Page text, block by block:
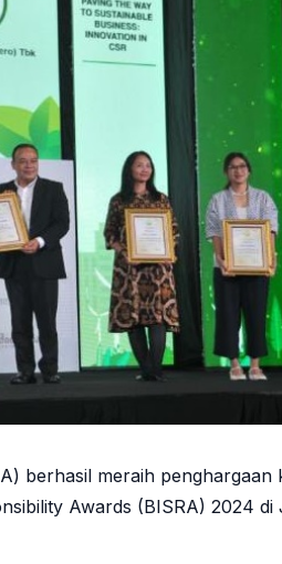
berhasil meraih penghargaan
Awards (BISRA) 2024 di